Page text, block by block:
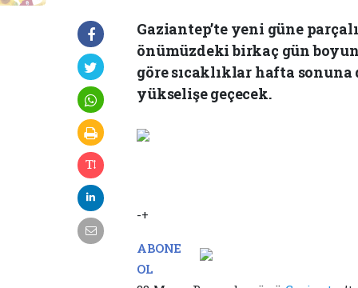
Gaziantep’te yeni güne
önümüzdeki birkaç gün
göre sıcaklıklar hafta
yükselişe geçecek.
-+
ABONE
OL